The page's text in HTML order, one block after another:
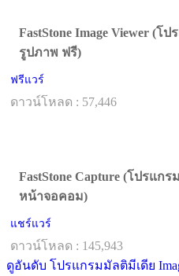
FastStone Image Viewer (โ
รูปภาพ ฟรี)
ฟรีแวร์
ดาวน์โหลด : 57,446
FastStone Capture (โปรแก
หน้าจอคอม)
แชร์แวร์
ดาวน์โหลด : 145,943
ดูอันดับ โปรแกรมมัลติมีเดีย